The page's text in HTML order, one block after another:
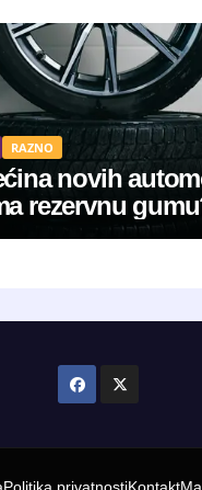
RAZNO
novih
rezervnu
Politika privatnostiKontakt